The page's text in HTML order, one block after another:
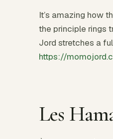
It’s amazing how
the principle rings
Jord stretches a
https://
Les